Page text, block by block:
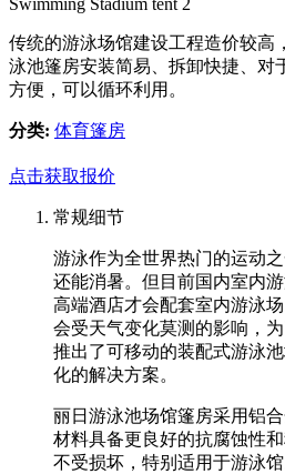
传统的游泳场馆建设工程造价较高
泳池篷房安装简易、拆卸快捷、对
方便，可以循环利用。
分类: 体育篷房
点击获取报价
常规细节
游泳作为全世界热门的运动
还能消暑。但目前国内室内
高端酒店才会配套室内游泳
会受天气变化莫测的影响，
推出了可移动的装配式游泳
化的解决方案。
丽日游泳池场馆篷房采用铝
材料具备更良好的抗腐蚀性
不受损坏，特别适用于游泳